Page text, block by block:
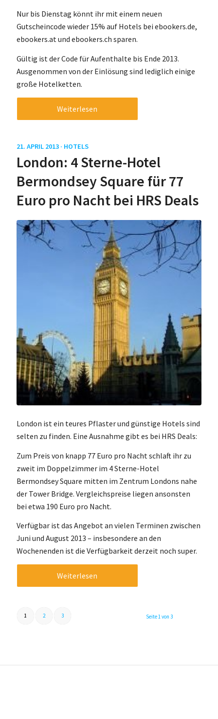
Nur bis Dienstag könnt ihr mit einem neuen
Gutscheincode wieder 15% auf Hotels bei ebookers.de,
ebookers.at und ebookers.ch sparen.
Gültig ist der Code für Aufenthalte bis Ende 2013.
Ausgenommen von der Einlösung sind lediglich einige
große Hotelketten.
Weiterlesen
21. APRIL 2013 · HOTELS
London: 4 Sterne-Hotel
Bermondsey Square für 77
Euro pro Nacht bei HRS Deals
London ist ein teures Pflaster und günstige Hotels sind
selten zu finden. Eine Ausnahme gibt es bei HRS Deals:
Zum Preis von knapp 77 Euro pro Nacht schlaft ihr zu
zweit im Doppelzimmer im 4 Sterne-Hotel
Bermondsey Square mitten im Zentrum Londons nahe
der Tower Bridge. Vergleichspreise liegen ansonsten
bei etwa 190 Euro pro Nacht.
Verfügbar ist das Angebot an vielen Terminen zwischen
Juni und August 2013 – insbesondere an den
Wochenenden ist die Verfügbarkeit derzeit noch super.
Weiterlesen
Seite 1 von 3
1 2 3